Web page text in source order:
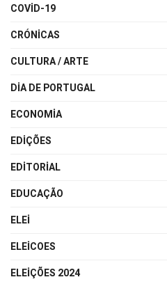
COVID-19
CRÓNICAS
CULTURA / ARTE
DIA DE PORTUGAL
ECONOMIA
EDIÇÕES
EDITORIAL
EDUCAÇÃO
ELEI
ELEICOES
ELEIÇÕES 2024